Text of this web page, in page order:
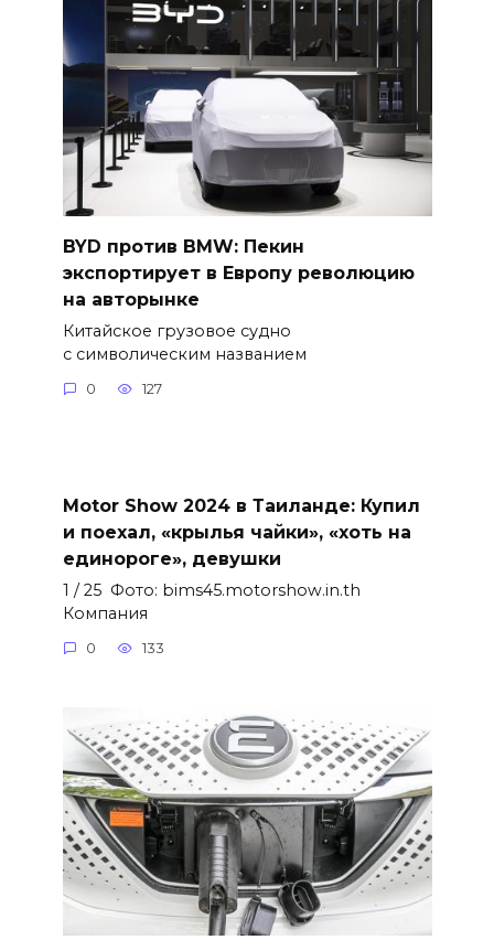
BYD против BMW: Пекин
экспортирует в Европу революцию
на авторынке
Китайское грузовое судно
с символическим названием
0 127
Motor Show 2024 в Таиланде: Купил
и поехал, «крылья чайки», «хоть на
единороге», девушки
1 / 25 Фото: bims45.motorshow.in.th
Компания
0 133